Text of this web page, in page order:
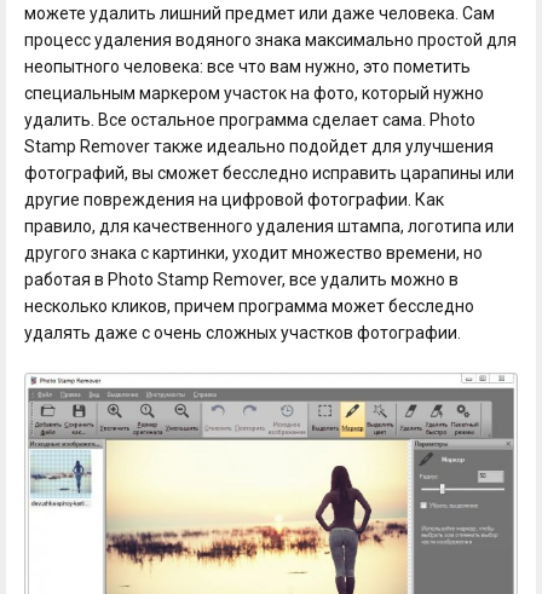
можете удалить лишний предмет или даже человека. Сам
процесс удаления водяного знака максимально простой для
неопытного человека: все что вам нужно, это пометить
специальным маркером участок на фото, который нужно
удалить. Все остальное программа сделает сама. Photo
Stamp Remover также идеально подойдет для улучшения
фотографий, вы сможет бесследно исправить царапины или
другие повреждения на цифровой фотографии. Как
правило, для качественного удаления штампа, логотипа или
другого знака с картинки, уходит множество времени, но
работая в Photo Stamp Remover, все удалить можно в
несколько кликов, причем программа может бесследно
удалять даже с очень сложных участков фотографии.